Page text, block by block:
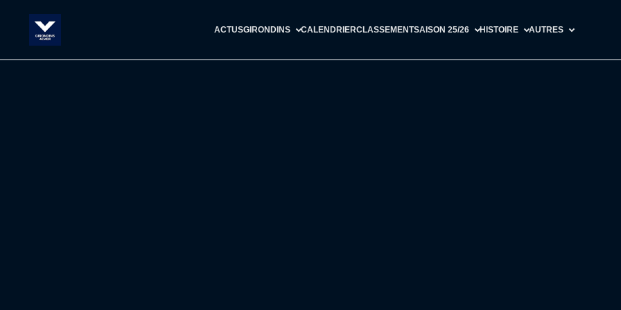
ACTUSGIRONDINS CALENDRIERCLASSEMENTSAISON 25/26 HISTOIRE AUTRES